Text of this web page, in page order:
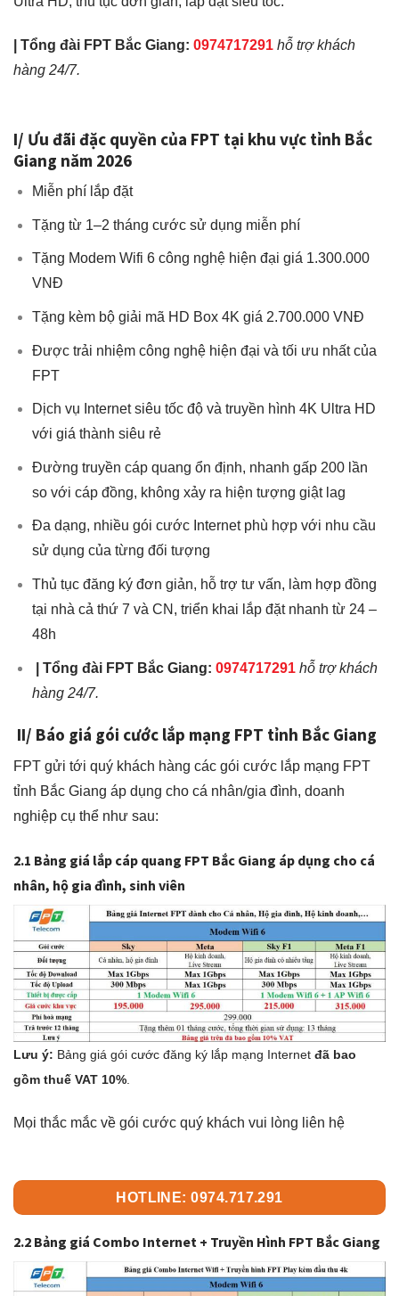
Tổng đài FPT Bắc Giang: 0974717291 hỗ trợ khách
hàng 24/7.
I/ Ưu đãi đặc quyền của FPT tại khu vực tỉnh Bắc
Giang năm 2026
Miễn phí lắp đặt
Tặng từ 1–2 tháng cước sử dụng miễn phí
Tặng Modem Wifi 6 công nghệ hiện đại giá 1.300.000
VNĐ
Tặng kèm bộ giải mã HD Box 4K giá 2.700.000 VNĐ
Được trải nhiệm công nghệ hiện đại và tối ưu nhất của
FPT
Dịch vụ Internet siêu tốc độ và truyền hình 4K Ultra HD
với giá thành siêu rẻ
Đường truyền cáp quang ổn định, nhanh gấp 200 lần
so với cáp đồng, không xảy ra hiện tượng giật lag
Đa dạng, nhiều gói cước Internet phù hợp với nhu cầu
sử dụng của từng đối tượng
Thủ tục đăng ký đơn giản, hỗ trợ tư vấn, làm hợp đồng
tại nhà cả thứ 7 và CN, triển khai lắp đặt nhanh từ 24 –
48h
Tổng đài FPT Bắc Giang: 0974717291 hỗ trợ khách
hàng 24/7.
II/ Báo giá gói cước lắp mạng FPT tỉnh Bắc Giang
FPT gửi tới quý khách hàng các gói cước lắp mạng FPT
tỉnh Bắc Giang áp dụng cho cá nhân/gia đình, doanh
nghiệp cụ thể như sau:
2.1 Bảng giá lắp cáp quang FPT Bắc Giang áp dụng cho cá
nhân, hộ gia đình, sinh viên
Lưu ý: Bảng giá gói cước đăng ký lắp mạng Internet đã bao
gồm thuế VAT 10%
Mọi thắc mắc về gói cước quý khách vui lòng liên hệ
HOTLINE: 0974.717.291
2.2 Bảng giá Combo Internet + Truyền Hình FPT Bắc Giang